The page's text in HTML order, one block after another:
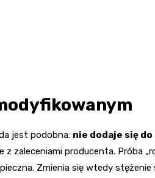
jest podobna: nie dodaje się
zaleceniami producenta. Próba
Zmienia się wtedy